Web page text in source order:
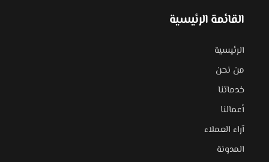
القائمة الرئيسية
الرئيسية
من نحن
خدماتنا
أعمالنا
آراء العملاء
المدونة